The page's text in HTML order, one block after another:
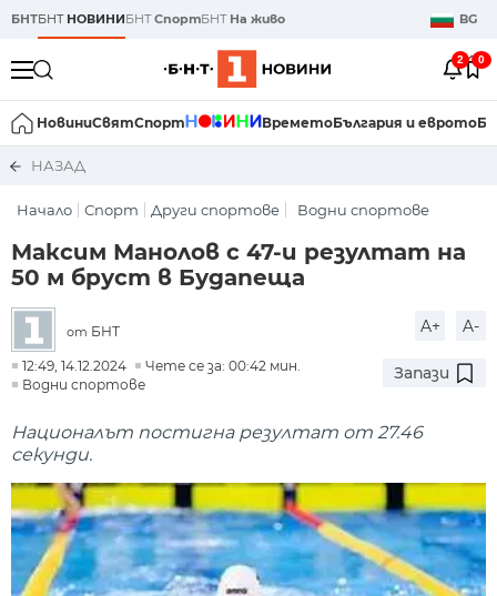
БНТБНТ НОВИНИБНТСпортБНТ На живо BG
2 0
НовиниСвятСпорт ВреметоБългария и еврото
НАЗАД
Начало Спорт Други спортове Водни спортове
Максим Манолов с 47-и резултат на
50 м бруст в Будапеща
от БНТ A+ A-
12:49, 14.12.2024
Чете се за: 00:42 мин.
Водни спортове
Запази
Националът постигна резултат от 27.46
секунди.